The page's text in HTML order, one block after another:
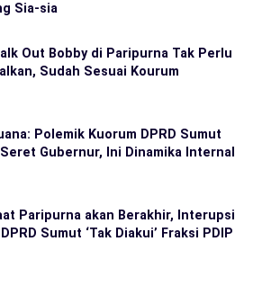
Sia-sia
Out Bobby di Paripurna Tak Perlu
Sudah Sesuai Kourum
Polemik Kuorum DPRD Sumut
Gubernur, Ini Dinamika Internal
Paripurna akan Berakhir, Interupsi
Sumut ‘Tak Diakui’ Fraksi PDIP